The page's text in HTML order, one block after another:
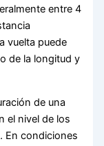
entre 4
vuelta puede
de la longitud y
de una
el nivel de los
En condiciones